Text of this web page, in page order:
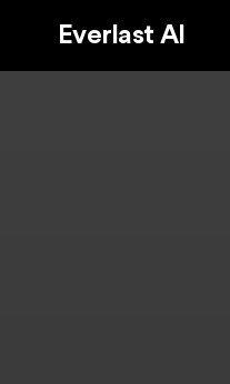
Everlast AI